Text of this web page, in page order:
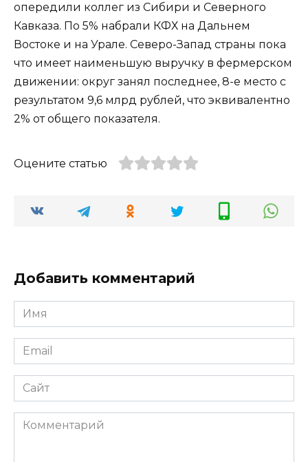
опередили коллег из Сибири и Северного
Кавказа. По 5% набрали КФХ на Дальнем
Востоке и на Урале. Северо-Запад страны пока
что имеет наименьшую выручку в фермерском
движении: округ занял последнее, 8-е место с
результатом 9,6 млрд рублей, что эквивалентно
2% от общего показателя.
Оцените статью
Добавить комментарий
Имя
*
Email
*
Сайт
Комментарий